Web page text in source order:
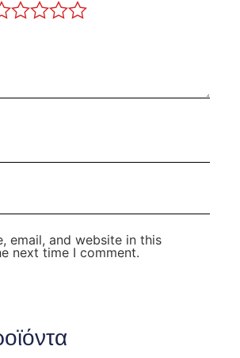
email, and website in this
next time I comment.